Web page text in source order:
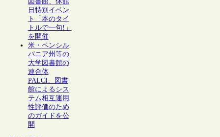
日特別イベン
ト「本のタイ
トルで一句!」
を開催
米・ペンシル
バニア州等の
大学図書館の
連合体
PALCI、図書
館によるシス
テム相互運用
性評価のため
のガイドを公
開